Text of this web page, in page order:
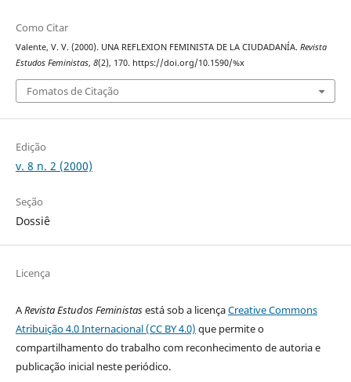
Como Citar
Valente, V. V. (2000). UNA REFLEXION FEMINISTA DE LA CIUDADANÍA. Revista
Estudos Feministas, 8(2), 170. https://doi.org/10.1590/%x
Fomatos de Citação
Edição
v. 8 n. 2 (2000)
Seção
Dossiê
Licença
ARevista Estudos Feministasestá sob a licençaCreative Commons
Atribuição 4.0 Internacional (CC BY 4.0) que permite o
compartilhamento do trabalho com reconhecimento de autoria e
publicação inicial neste periódico.